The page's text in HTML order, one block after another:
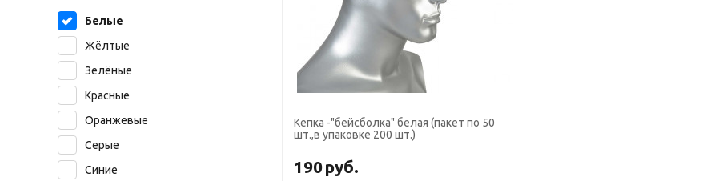
Кепка -"бейсболка" белая (пакет по 50
шт.,в упаковке 200 шт.)
190руб.
Белые
Жёлтые
Зелёные
Красные
Оранжевые
Серые
Синие